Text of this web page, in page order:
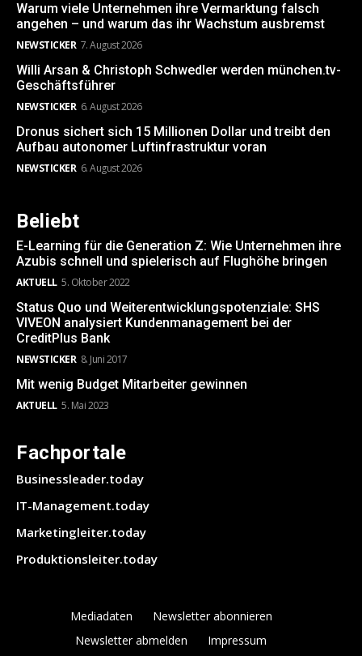
Warum viele Unternehmen ihre Vermarktung falsch
angehen – und warum das ihr Wachstum ausbremst
NEWSTICKER 7. August 2026
Willi Arsan & Christoph Schwedler werden münchen.tv-
Geschäftsführer
NEWSTICKER 6. August 2026
Dronus sichert sich 15 Millionen Dollar und treibt den
Aufbau autonomer Luftinfrastruktur voran
NEWSTICKER 6. August 2026
Beliebt
E-Learning für die Generation Z: Wie Unternehmen ihre
Azubis schnell und spielerisch auf Flughöhe bringen
AKTUELL 5. Oktober 2022
Status Quo und Weiterentwicklungspotenziale: SHS
VIVEON analysiert Kundenmanagement bei der
CreditPlus Bank
NEWSTICKER 8. Juni 2017
Mit wenig Budget Mitarbeiter gewinnen
AKTUELL 5. Mai 2023
Fachportale
Businessleader.today
IT-Management.today
Marketingleiter.today
Produktionsleiter.today
Mediadaten
Newsletter abonnieren
Newsletter abmelden
Impressum